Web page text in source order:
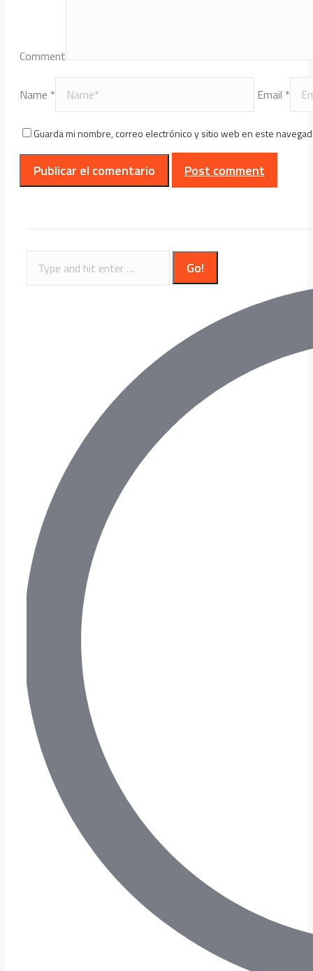
Comment
Name * Email *
Guarda mi nombre, correo electrónico y sitio web en este
Post comment